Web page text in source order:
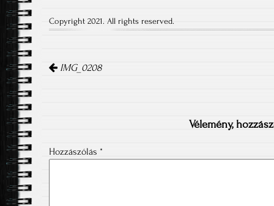
Copyright 2021. All rights reserved.
navigation
IMG_0208
Vélemény,
Hozzászólás *